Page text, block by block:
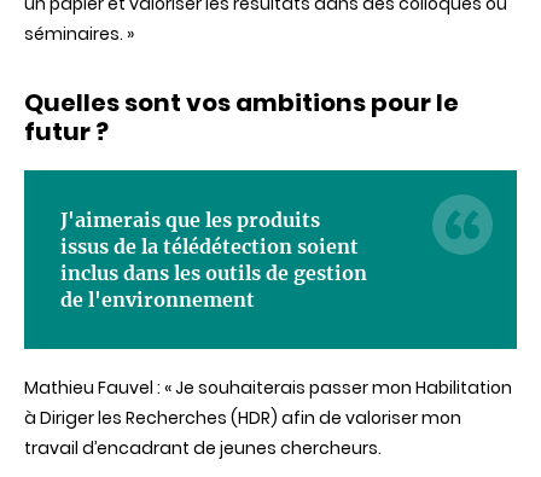
séminaires. »
Quelles sont vos ambitions pour le
futur ?
J'aimerais que les produits
issus de la télédétection soient
inclus dans les outils de gestion
de l'environnement
Mathieu Fauvel : «Je souhaiterais passer mon Habilitation
à Diriger les Recherches (HDR) afin de valoriser mon
travail d’encadrant de jeunes chercheurs.